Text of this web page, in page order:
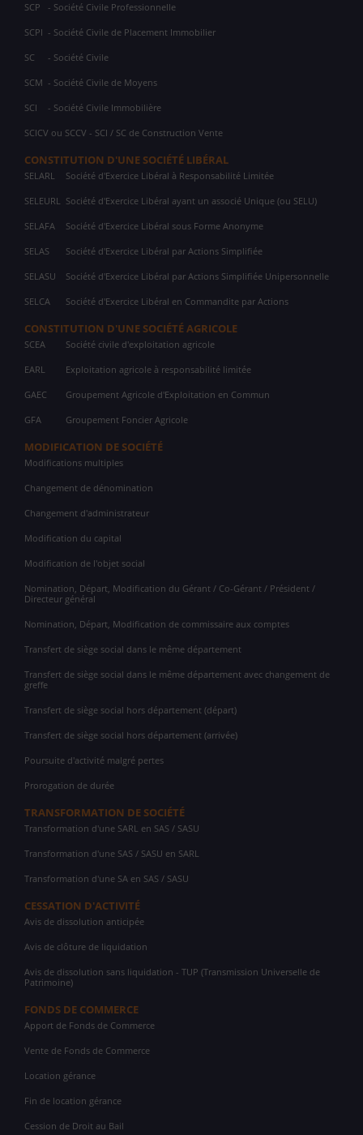
SCP - Société Civile Professionnelle
SCPI - Société Civile de Placement Immobilier
SC - Société Civile
SCM - Société Civile de Moyens
SCI - Société Civile Immobilière
SCICV ou SCCV - SCI / SC de Construction Vente
CONSTITUTION D'UNE SOCIÉTÉ LIBÉRAL
SELARL Société d'Exercice Libéral à Responsabilité Limitée
SELEURL Société d'Exercice Libéral ayant un associé Unique (ou SELU)
SELAFA Société d'Exercice Libéral sous Forme Anonyme
SELAS Société d'Exercice Libéral par Actions Simplifiée
SELASU Société d'Exercice Libéral par Actions Simplifiée Unipersonnelle
SELCA Société d'Exercice Libéral en Commandite par Actions
CONSTITUTION D'UNE SOCIÉTÉ AGRICOLE
SCEA Société civile d'exploitation agricole
EARL Exploitation agricole à responsabilité limitée
GAEC Groupement Agricole d'Exploitation en Commun
GFA Groupement Foncier Agricole
MODIFICATION DE SOCIÉTÉ
Modifications multiples
Changement de dénomination
Changement d'administrateur
Modification du capital
Modification de l'objet social
Nomination, Départ, Modification du Gérant / Co-Gérant / Président /
Directeur général
Nomination, Départ, Modification de commissaire aux comptes
Transfert de siège social dans le même département
Transfert de siège social dans le même département avec changement de
greffe
Transfert de siège social hors département (départ)
Transfert de siège social hors département (arrivée)
Poursuite d'activité malgré pertes
Prorogation de durée
TRANSFORMATION DE SOCIÉTÉ
Transformation d'une SARL en SAS / SASU
Transformation d'une SAS / SASU en SARL
Transformation d'une SA en SAS / SASU
CESSATION D'ACTIVITÉ
Avis de dissolution anticipée
Avis de clôture de liquidation
Avis de dissolution sans liquidation - TUP (Transmission Universelle de
Patrimoine)
FONDS DE COMMERCE
Apport de Fonds de Commerce
Vente de Fonds de Commerce
Location gérance
Fin de location gérance
Cession de Droit au Bail